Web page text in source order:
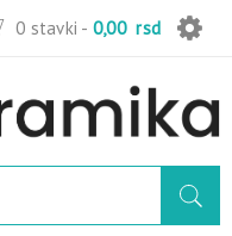
0 stavki - 0,00 rsd